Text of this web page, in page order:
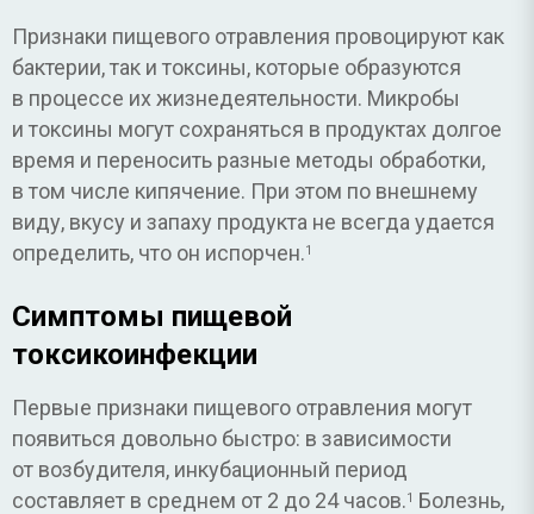
Признаки пищевого отравления провоцируют как
бактерии, так и токсины, которые образуются
в процессе их жизнедеятельности. Микробы
и токсины могут сохраняться в продуктах долгое
время и переносить разные методы обработки,
в том числе кипячение. При этом по внешнему
виду, вкусу и запаху продукта не всегда удается
определить, что он испорчен.1
Симптомы пищевой
токсикоинфекции
Первые признаки пищевого отравления могут
появиться довольно быстро: в зависимости
от возбудителя, инкубационный период
составляет в среднем от 2 до 24 часов.1 Болезнь,